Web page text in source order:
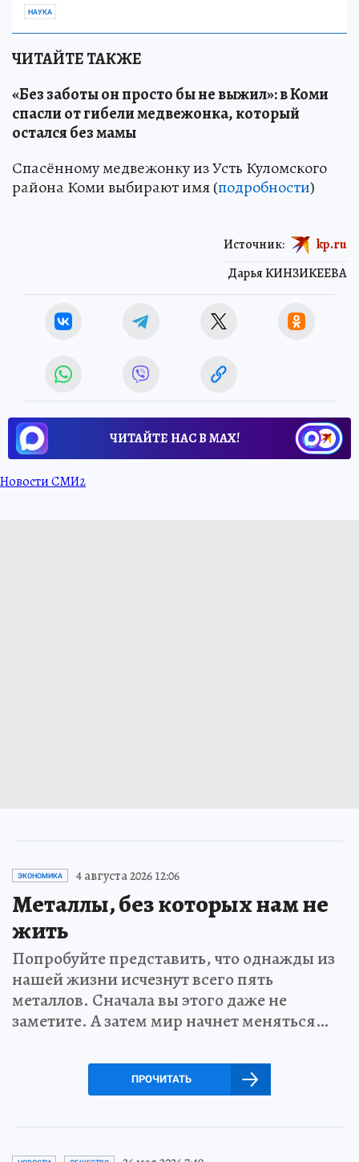
НАУКА
ЧИТАЙТЕ ТАКЖЕ
«Без заботы он просто бы не выжил»: в Коми
спасли от гибели медвежонка, который
остался без мамы
Спасённому медвежонку из Усть Куломского
района Коми выбирают имя (подробности)
Дарья КИНЗИКЕЕВА
Источник: kp.ru
ЧИТАЙТЕ НАС В МАХ!
Новости СМИ2
ЭКОНОМИКА 4 августа 2026 12:06
Металлы, без которых нам не
жить
Попробуйте представить, что однажды из
нашей жизни исчезнут всего пять
металлов. Сначала вы этого даже не
заметите. А затем мир начнет меняться…
ПРОЧИТАТЬ